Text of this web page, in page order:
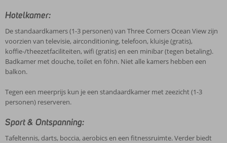
Hotelkamer:
De standaardkamers (1-3 personen) van Three Corners Ocean View zijn
voorzien van televisie, airconditioning, telefoon, kluisje (gratis),
koffie-/theezetfaciliteiten, wifi (gratis) en een minibar (tegen betaling).
Badkamer met douche, toilet en föhn. Niet alle kamers hebben een
balkon.
Tegen een meerprijs kun je een standaardkamer met zeezicht (1-3
personen) reserveren.
Sport & Ontspanning:
Tafeltennis, darts, boccia, aerobics en een fitnessruimte. Verder biedt